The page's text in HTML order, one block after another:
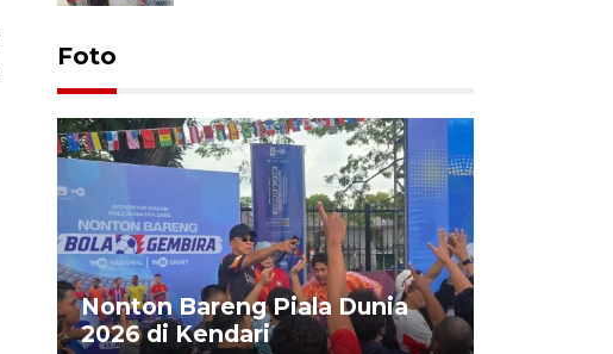
Foto
Nonton Bareng Piala Dunia
2026 di Kendari